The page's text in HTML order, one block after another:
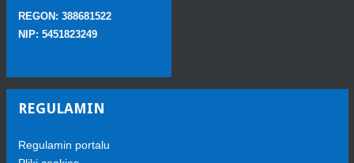
REGON: 388681522
NIP: 5451823249
REGULAMIN
Regulamin portalu